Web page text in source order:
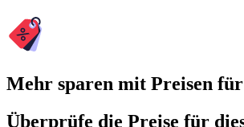
Mehr sparen mit Preisen
Überprüfe die Preise für